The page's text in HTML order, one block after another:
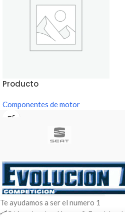
Producto
Componentes de motor
Te ayudamos a ser el numero 1
C/ Arquimedes 61 nave 2. Fuenlabrada